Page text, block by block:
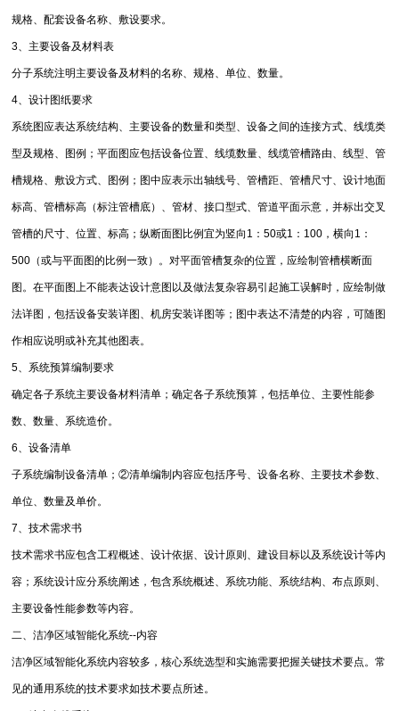
规格、配套设备名称、敷设要求。
3、主要设备及材料表
分子系统注明主要设备及材料的名称、规格、单位、数量。
4、设计图纸要求
系统图应表达系统结构、主要设备的数量和类型、设备之间的连接方式、线缆类
型及规格、图例；平面图应包括设备位置、线缆数量、线缆管槽路由、线型、管
槽规格、敷设方式、图例；图中应表示出轴线号、管槽距、管槽尺寸、设计地面
标高、管槽标高（标注管槽底）、管材、接口型式、管道平面示意，并标出交叉
管槽的尺寸、位置、标高；纵断面图比例宜为竖向1：50或1：100，横向1：
500（或与平面图的比例一致）。对平面管槽复杂的位置，应绘制管槽横断面
图。在平面图上不能表达设计意图以及做法复杂容易引起施工误解时，应绘制做
法详图，包括设备安装详图、机房安装详图等；图中表达不清楚的内容，可随图
作相应说明或补充其他图表。
5、系统预算编制要求
确定各子系统主要设备材料清单；确定各子系统预算，包括单位、主要性能参
数、数量、系统造价。
6、设备清单
子系统编制设备清单；②清单编制内容应包括序号、设备名称、主要技术参数、
单位、数量及单价。
7、技术需求书
技术需求书应包含工程概述、设计依据、设计原则、建设目标以及系统设计等内
容；系统设计应分系统阐述，包含系统概述、系统功能、系统结构、布点原则、
主要设备性能参数等内容。
二、洁净区域智能化系统--内容
洁净区域智能化系统内容较多，核心系统选型和实施需要把握关键技术要点。常
见的通用系统的技术要求如技术要点所述。